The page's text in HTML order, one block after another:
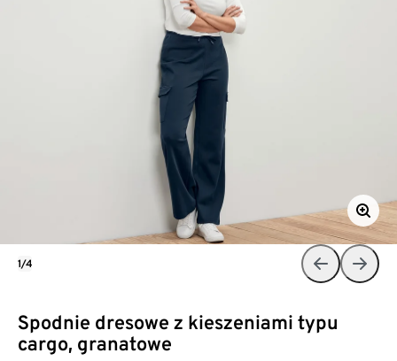
Spodnie dresowe z kieszeniami typu
cargo, granatowe
1/4